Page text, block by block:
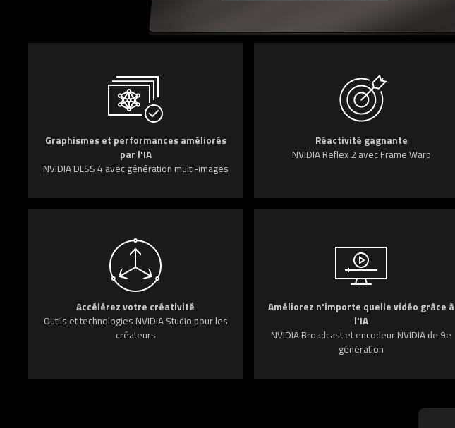
Graphismes et performances améliorés
par l'IA
NVIDIA DLSS 4 avec génération multi-images
Réactivité gagnante
NVIDIA Reflex 2 avec Frame Warp
Accélérez votre créativité
Outils et technologies NVIDIA Studio pour les
créateurs
Améliorez n'importe quelle vidéo grâce à
l'IA
NVIDIA Broadcast et encodeur NVIDIA de 9e
génération